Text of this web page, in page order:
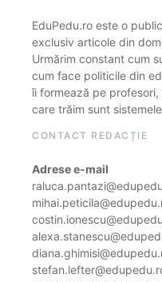
EduPedu.ro este o
exclusiv articole din
Urmărim constant cum
cum face politicile din
îi formează pe
care trăim sunt
CONTACT REDACȚIE
Adrese e-mail